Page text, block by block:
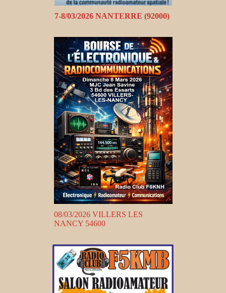
7-8/03/2026 NANTERRE (92000)
08/03/2026 VILLERS LES
NANCY 54600